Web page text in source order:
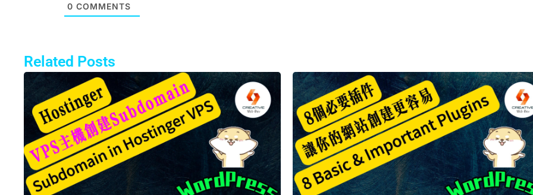
0 COMMENTS
Related Posts
Page
Page Page Page